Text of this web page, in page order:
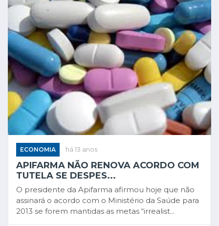
ECONOMIA há 13 anos
APIFARMA NÃO RENOVA ACORDO COM
TUTELA SE DESPES...
O presidente da Apifarma afirmou hoje que não
assinará o acordo com o Ministério da Saúde para
2013 se forem mantidas as metas “irrealist...